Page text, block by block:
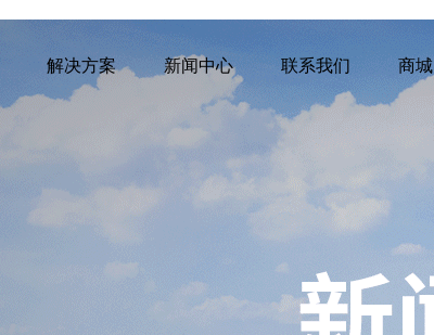
解决方案 新闻中心 联系我们 商城